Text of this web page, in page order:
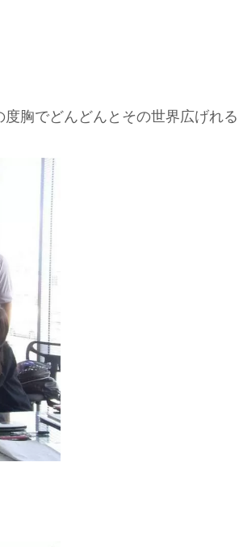
胸でどんどんとその世界広げれる